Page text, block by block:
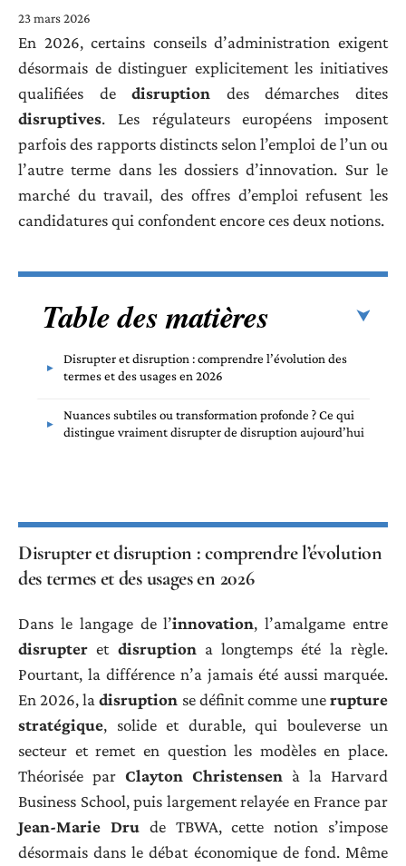
23 mars 2026
En 2026, certains conseils d’administration exigent
désormais de distinguer explicitement les initiatives
qualifiées dedisruption des démarches dites
disruptives. Les régulateurs européens imposent
parfois des rapports distincts selon l’emploi de l’un ou
l’autre terme dans les dossiers d’innovation. Sur le
marché du travail, des offres d’emploi refusent les
candidatures qui confondent encore ces deux notions.
Table des matières
Disrupter et disruption : comprendre l’évolution des
termes et des usages en 2026
Nuances subtiles ou transformation profonde ? Ce qui
distingue vraiment disrupter de disruption aujourd’hui
Disrupter et disruption : comprendre l’évolution
des termes et des usages en 2026
Dans le langage de l’innovation, l’amalgame entre
disrupter et disruptiona longtemps été la règle.
Pourtant, la différence n’a jamais été aussi marquée.
En 2026, ladisruption se définit comme unerupture
stratégique, solide et durable, qui bouleverse un
secteur et remet en question les modèles en place.
Théorisée par Clayton Christensen à la Harvard
Business School, puis largement relayée en France par
Jean-Marie Drude TBWA, cette notion s’impose
désormais dans le débat économique de fond. Même